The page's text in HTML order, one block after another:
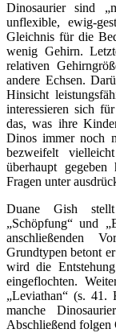
Dinosaurier sind
unflexible, ewig-
Gleichnis für die
wenig Gehirn.
relativen
andere Echsen.
Hinsicht
interessieren sich
das, was ihre
Dinos immer noch
bezweifelt
überhaupt
Fragen unter
Duane Gish
„Schöpfung“ und
anschließenden
Grundtypen betont
wird die
eingeflochten.
„Leviathan“ (s. 41.
manche
Abschließend folgen